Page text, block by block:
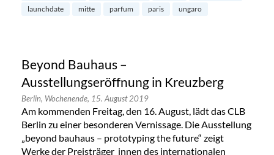
launchdate
mitte parfum paris ungaro
Beyond Bauhaus –
Ausstellungseröffnung in Kreuzberg
Berlin, Wochenende, 15. August 2019
Am kommenden Freitag, den 16. August, lädt das CLB
Berlin zu einer besonderen Vernissage. Die Ausstellung
„beyond bauhaus – prototyping the future“ zeigt
Werke der Preisträger_innen des internationalen